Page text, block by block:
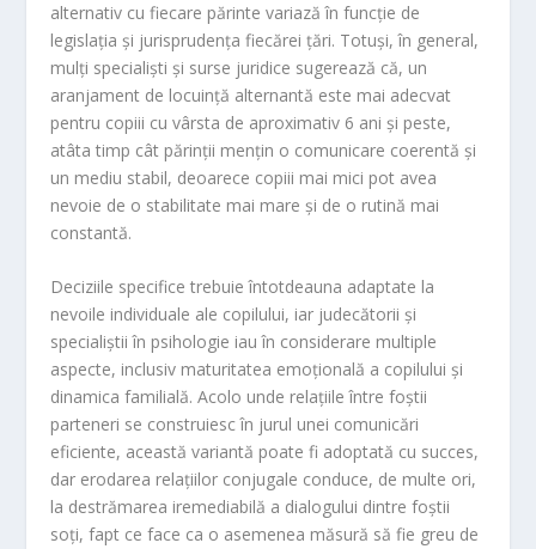
alternativ cu fiecare părinte variază în funcție de
legislația și jurisprudența fiecărei țări. Totuși, în general,
mulți specialiști și surse juridice sugerează că, un
aranjament de locuință alternantă este mai adecvat
pentru copiii cu vârsta de aproximativ 6 ani și peste,
atâta timp cât părinții mențin o comunicare coerentă și
un mediu stabil, deoarece copiii mai mici pot avea
nevoie de o stabilitate mai mare și de o rutină mai
constantă.
Deciziile specifice trebuie întotdeauna adaptate la
nevoile individuale ale copilului, iar judecătorii și
specialiștii în psihologie iau în considerare multiple
aspecte, inclusiv maturitatea emoțională a copilului și
dinamica familială. Acolo unde relațiile între foștii
parteneri se construiesc în jurul unei comunicări
eficiente, această variantă poate fi adoptată cu succes,
dar erodarea relațiilor conjugale conduce, de multe ori,
la destrămarea iremediabilă a dialogului dintre foștii
soți, fapt ce face ca o asemenea măsură să fie greu de